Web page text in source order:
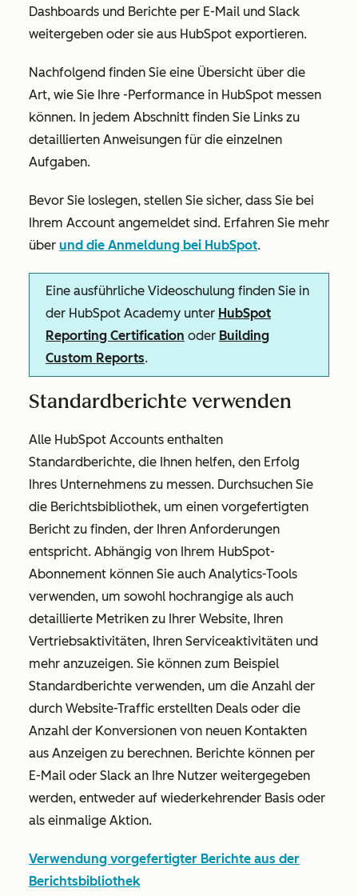
Dashboards und Berichte per E-Mail und Slack
weitergeben oder sie aus HubSpot exportieren.
Nachfolgend finden Sie eine Übersicht über die
Art, wie Sie Ihre -Performance in HubSpot messen
können. In jedem Abschnitt finden Sie Links zu
detaillierten Anweisungen für die einzelnen
Aufgaben.
Bevor Sie loslegen, stellen Sie sicher, dass Sie bei
Ihrem Account angemeldet sind. Erfahren Sie mehr
über und die Anmeldung bei HubSpot.
Eine ausführliche Videoschulung finden Sie in
der HubSpot Academy unter HubSpot
Reporting Certification oder Building
Custom Reports.
Standardberichte verwenden
Alle HubSpot Accounts enthalten
Standardberichte, die Ihnen helfen, den Erfolg
Ihres Unternehmens zu messen. Durchsuchen Sie
die Berichtsbibliothek, um einen vorgefertigten
Bericht zu finden, der Ihren Anforderungen
entspricht. Abhängig von Ihrem HubSpot-
Abonnement können Sie auch Analytics-Tools
verwenden, um sowohl hochrangige als auch
detaillierte Metriken zu Ihrer Website, Ihren
Vertriebsaktivitäten, Ihren Serviceaktivitäten und
mehr anzuzeigen. Sie können zum Beispiel
Standardberichte verwenden, um die Anzahl der
durch Website-Traffic erstellten Deals oder die
Anzahl der Konversionen von neuen Kontakten
aus Anzeigen zu berechnen. Berichte können per
E-Mail oder Slack an Ihre Nutzer weitergegeben
werden, entweder auf wiederkehrender Basis oder
als einmalige Aktion.
Verwendung vorgefertigter Berichte aus der
Berichtsbibliothek